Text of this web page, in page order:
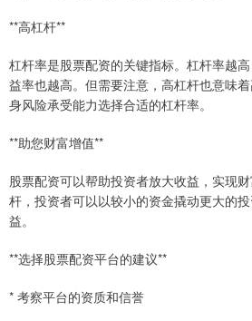
**高杠杆**
杠杆率是股票配资的关键指标。杠杆率越
益率也越高。但需要注意，高杠杆也意味
身风险承受能力选择合适的杠杆率。
**助您财富增值**
股票配资可以帮助投资者放大收益，实现
杆，投资者可以以较小的资金撬动更大的
益。
**选择股票配资平台的建议**
* 考察平台的资质和信誉